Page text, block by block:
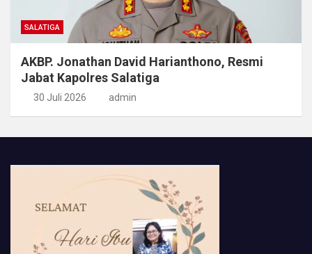
SALATIGA
AKBP. Jonathan David Harianthono, Resmi
Jabat Kapolres Salatiga
30 Juli 2026 admin